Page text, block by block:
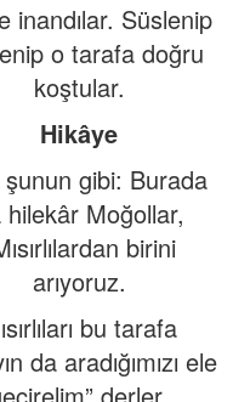
inandılar. Süslenip
o tarafa doğru
koştular.
Hikâye
şunun gibi: Burada
hilekâr Moğollar,
birini
arıyoruz.
bu tarafa
da aradığımızı ele